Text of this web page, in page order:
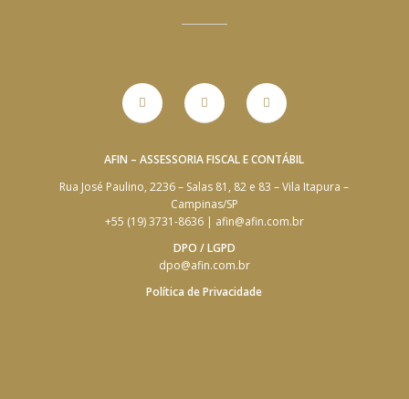
AFIN – ASSESSORIA FISCAL E CONTÁBIL
Rua José Paulino, 2236 – Salas 81, 82 e 83 – Vila Itapura –
Campinas/SP
+55 (19) 3731-8636 | afin@afin.com.br
DPO / LGPD
dpo@afin.com.br
Política de Privacidade